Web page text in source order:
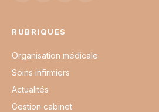
RUBRIQUES
Organisation médicale
Soins infirmiers
Actualités
Gestion cabinet